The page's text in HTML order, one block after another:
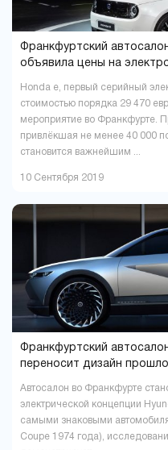
Франкфуртский
объявила цены на
Honda e, первый серийный
стоимостью порядка 29 470
мероприятие во Франкфурте.
привлёкшая не менее 40 000
становится важнейшим ...
10 Сентября 2019
Франкфуртский
переносит дизайн
Автосалон во Франкфурте
электрической концепции
самыми знаковыми
Coupe 1974 года),